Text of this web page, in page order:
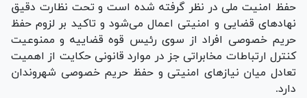
حفظ امنیت ملی در نظر گرفته شده است و تحت نظارت دقیق
نهاد‌های قضایی و امنیتی اعمال می‌شود و تاکید بر لزوم حفظ
حریم خصوصی افراد از سوی رئیس قوه قضاییه و ممنوعیت
کنترل ارتباطات مخابراتی جز در موارد قانونی حکایت از اهمیت
تعادل میان نیاز‌های امنیتی و حفظ حریم خصوصی شهروندان
دارد.